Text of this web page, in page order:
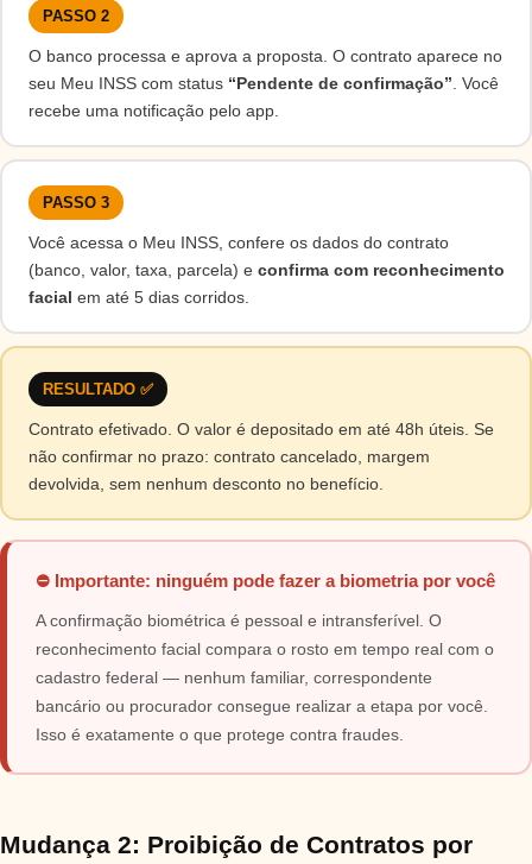
PASSO 2
O banco processa e aprova a proposta. O contrato aparece no
seu Meu INSS com status “Pendente de confirmação” . Você
recebe uma notificação pelo app.
PASSO 3
Você acessa o Meu INSS, confere os dados do contrato
(banco, valor, taxa, parcela) e confirma com reconhecimento
facial em até 5 dias corridos.
RESULTADO ✅
Contrato efetivado. O valor é depositado em até 48h úteis. Se
não confirmar no prazo: contrato cancelado, margem
devolvida, sem nenhum desconto no benefício.
⛔ Importante: ninguém pode fazer a biometria por você
A confirmação biométrica é pessoal e intransferível. O
reconhecimento facial compara o rosto em tempo real com o
cadastro federal — nenhum familiar, correspondente
bancário ou procurador consegue realizar a etapa por você.
Isso é exatamente o que protege contra fraudes.
Mudança 2: Proibição de Contratos por